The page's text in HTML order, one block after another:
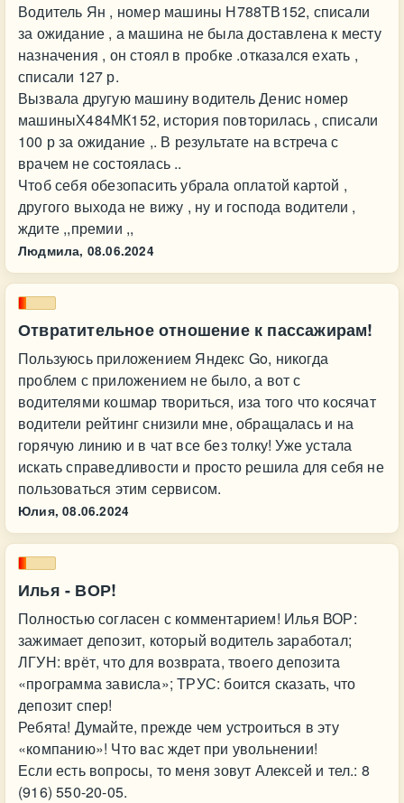
Водитель Ян , номер машины Н788ТВ152, списали
за ожидание , а машина не была доставлена к месту
назначения , он стоял в пробке .отказался ехать ,
списали 127 р.
Вызвала другую машину водитель Денис номер
машиныХ484МК152, история повторилась , списали
100 р за ожидание ,. В результате на встреча с
врачем не состоялась ..
Чтоб себя обезопасить убрала оплатой картой ,
другого выхода не вижу , ну и господа водители ,
ждите ,,премии ,,
Людмила, 08.06.2024
Отвратительное отношение к пассажирам!
Пользуюсь приложением Яндекс Go, никогда
проблем с приложением не было, а вот с
водителями кошмар твориться, иза того что косячат
водители рейтинг снизили мне, обращалась и на
горячую линию и в чат все без толку! Уже устала
искать справедливости и просто решила для себя не
пользоваться этим сервисом.
Юлия, 08.06.2024
Илья - ВОР!
Полностью согласен с комментарием! Илья ВОР:
зажимает депозит, который водитель заработал;
ЛГУН: врёт, что для возврата, твоего депозита
«программа зависла»; ТРУС: боится сказать, что
депозит спер!
Ребята! Думайте, прежде чем устроиться в эту
«компанию»! Что вас ждет при увольнении!
Если есть вопросы, то меня зовут Алексей и тел.: 8
(916) 550-20-05.